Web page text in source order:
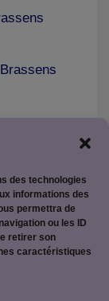
des technologies
informations des
permettra de
ou les ID
retirer son
caractéristiques